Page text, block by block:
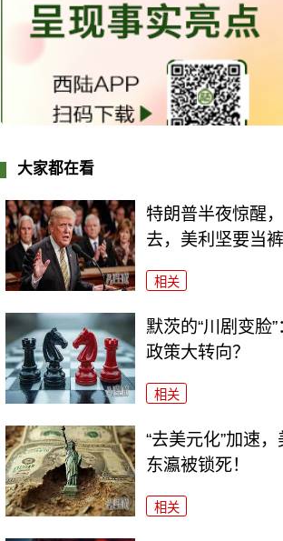
大家都在看
特朗普半夜惊醒
去，美利坚要当
相关
默茨的“川剧变脸
政策大转向？
相关
“去美元化”加速，
东瀛被锁死！
相关